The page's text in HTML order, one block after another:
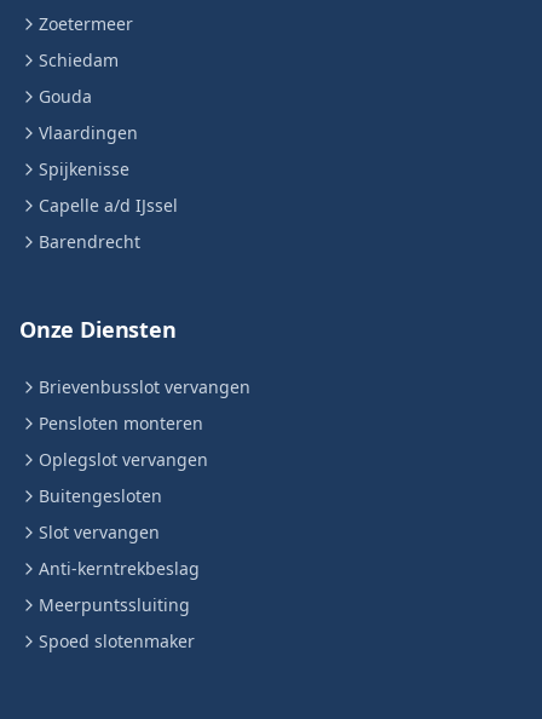
Zoetermeer
Schiedam
Gouda
Vlaardingen
Spijkenisse
Capelle a/d IJssel
Barendrecht
Onze Diensten
Brievenbusslot vervangen
Pensloten monteren
Oplegslot vervangen
Buitengesloten
Slot vervangen
Anti-kerntrekbeslag
Meerpuntssluiting
Spoed slotenmaker